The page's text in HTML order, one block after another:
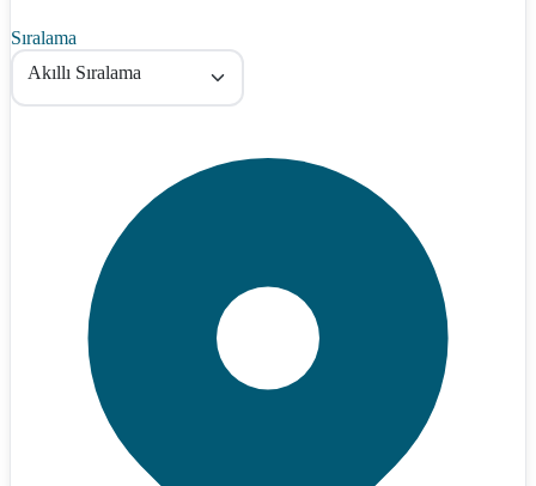
Sıralama
Akıllı Sıralama